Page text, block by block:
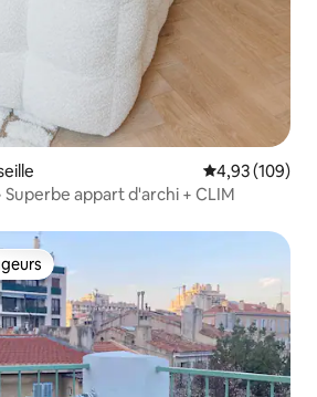
Évaluation
4,93 (109)
Superbe appart d'archi + CLIM